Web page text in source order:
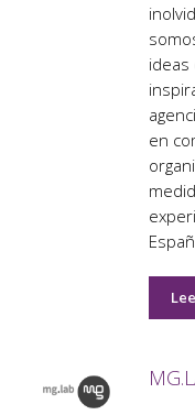
ideas
en